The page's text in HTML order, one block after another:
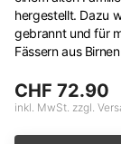
hergestellt. Dazu
gebrannt und für
Fässern aus
CHF 72.90
inkl. MwSt. zzgl.